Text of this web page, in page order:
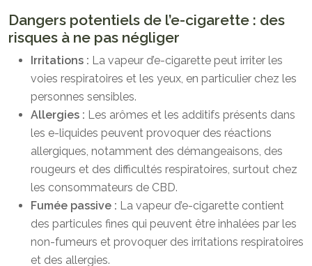
Dangers potentiels de l’e-cigarette : des
risques à ne pas négliger
Irritations : La vapeur d’e-cigarette peut irriter les
voies respiratoires et les yeux, en particulier chez les
personnes sensibles.
Allergies : Les arômes et les additifs présents dans
les e-liquides peuvent provoquer des réactions
allergiques, notamment des démangeaisons, des
rougeurs et des difficultés respiratoires, surtout chez
les consommateurs de CBD.
Fumée passive : La vapeur d’e-cigarette contient
des particules fines qui peuvent être inhalées par les
non-fumeurs et provoquer des irritations respiratoires
et des allergies.